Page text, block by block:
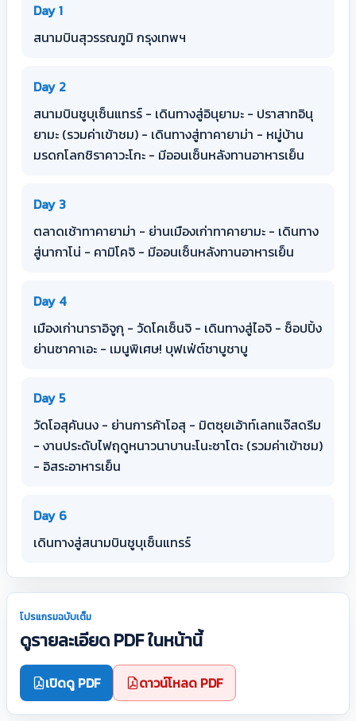
Day 1
สนามบินสุวรรณภูมิ กรุงเทพฯ
Day 2
สนามบินชูบุเซ็นแทรร์ - เดินทางสู่อินุยามะ - ปราสาทอินุ
ยามะ (รวมค่าเข้าชม) - เดินทางสู่ทาคายาม่า - หมู่บ้าน
มรดกโลกชิราคาวะโกะ - มีออนเซ็นหลังทานอาหารเย็น
Day 3
ตลาดเช้าทาคายาม่า - ย่านเมืองเก่าทาคายามะ - เดินทาง
สู่นากาโน่ - คามิโคจิ - มีออนเซ็นหลังทานอาหารเย็น
Day 4
เมืองเก่านาราอิจูกุ - วัดโคเซ็นจิ - เดินทางสู่ไอจิ - ช็อปปิ้ง
ย่านซาคาเอะ - เมนูพิเศษ! บุฟเฟ่ต์ชาบูชาบู
Day 5
วัดโอสุคันนง - ย่านการค้าโอสุ - มิตซุยเอ้าท์เลทแจ๊สดรีม
- งานประดับไฟฤดูหนาวนาบานะโนะซาโตะ (รวมค่าเข้าชม)
- อิสระอาหารเย็น
Day 6
เดินทางสู่สนามบินชูบุเซ็นแทรร์
โปรแกรมฉบับเต็ม
ดูรายละเอียด PDF ในหน้านี้
เปิดดู PDF ดาวน์โหลด PDF